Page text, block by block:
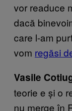
vor readuce
dacă
care l-am
vom regăsi
Vasile
teorie e și o
nu merge în